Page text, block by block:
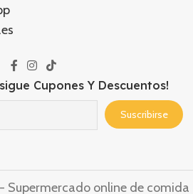
Cupones Y Descuentos!
Supermercado online de comida